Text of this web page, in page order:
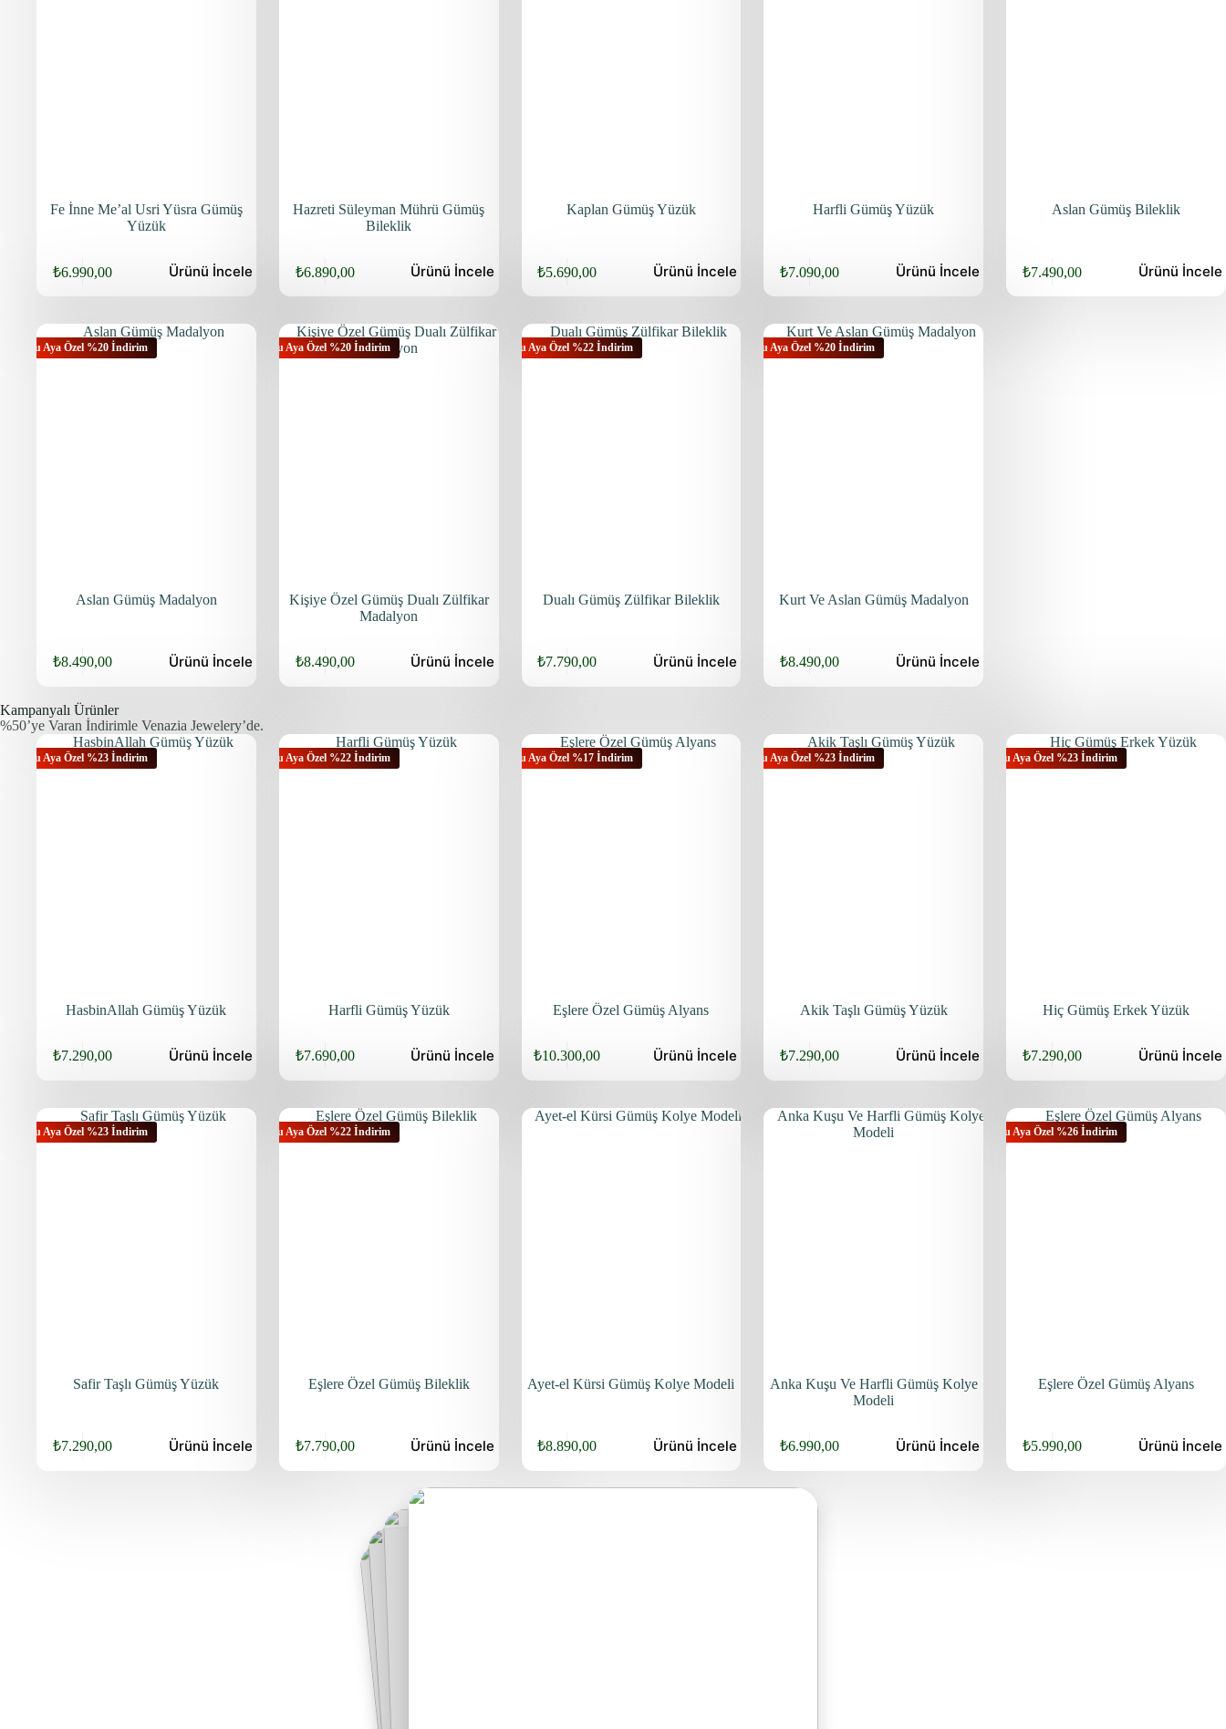
Fe İnne Me’al Usri Yüsra Gümüş
Yüzük
₺6.990,00 Ürünü İncele
Hazreti Süleyman Mührü Gümüş
Bileklik
₺6.890,00 Ürünü İncele
Kaplan Gümüş Yüzük
₺5.690,00 Ürünü İncele
Harfli Gümüş Yüzük
₺7.090,00 Ürünü İncele
Aslan Gümüş Bileklik
₺7.490,00 Ürünü İncele
Bu Aya Özel %20 İndirim
Aslan Gümüş Madalyon
₺8.490,00 Ürünü İncele
Bu Aya Özel %20 İndirim
Kişiye Özel Gümüş Dualı Zülfikar
Madalyon
₺8.490,00 Ürünü İncele
Bu Aya Özel %22 İndirim
Dualı Gümüş Zülfikar Bileklik
₺7.790,00 Ürünü İncele
Bu Aya Özel %20 İndirim
Kurt Ve Aslan Gümüş Madalyon
₺8.490,00 Ürünü İncele
Kampanyalı Ürünler
%50’ye Varan İndirimle Venazia Jewelery’de.
Bu Aya Özel %23 İndirim
HasbinAllah Gümüş Yüzük
₺7.290,00 Ürünü İncele
Bu Aya Özel %22 İndirim
Harfli Gümüş Yüzük
₺7.690,00 Ürünü İncele
Bu Aya Özel %17 İndirim
Eşlere Özel Gümüş Alyans
₺10.300,00 Ürünü İncele
Bu Aya Özel %23 İndirim
Akik Taşlı Gümüş Yüzük
₺7.290,00 Ürünü İncele
Bu Aya Özel %23 İndirim
Hiç Gümüş Erkek Yüzük
₺7.290,00 Ürünü İncele
Bu Aya Özel %23 İndirim
Safir Taşlı Gümüş Yüzük
₺7.290,00 Ürünü İncele
Bu Aya Özel %22 İndirim
Eşlere Özel Gümüş Bileklik
₺7.790,00 Ürünü İncele
Ayet-el Kürsi Gümüş Kolye Modeli
₺8.890,00 Ürünü İncele
Anka Kuşu Ve Harfli Gümüş Kolye
Modeli
₺6.990,00 Ürünü İncele
Bu Aya Özel %26 İndirim
Eşlere Özel Gümüş Alyans
₺5.990,00 Ürünü İncele